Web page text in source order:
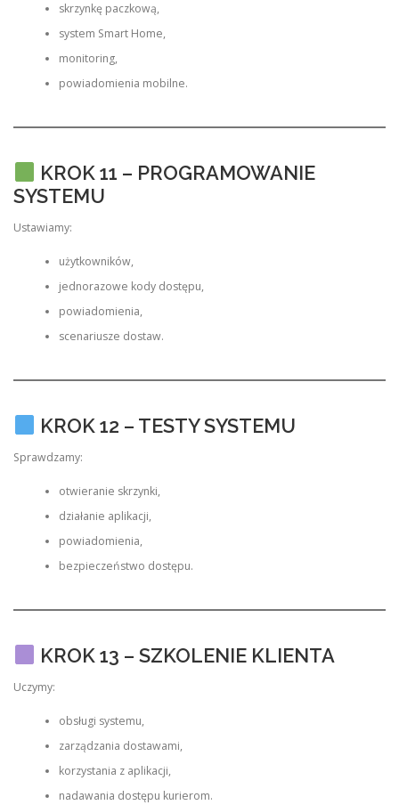
skrzynkę paczkową,
system Smart Home,
monitoring,
powiadomienia mobilne.
KROK 11 – PROGRAMOWANIE
SYSTEMU
Ustawiamy:
użytkowników,
jednorazowe kody dostępu,
powiadomienia,
scenariusze dostaw.
KROK 12 – TESTY SYSTEMU
Sprawdzamy:
otwieranie skrzynki,
działanie aplikacji,
powiadomienia,
bezpieczeństwo dostępu.
KROK 13 – SZKOLENIE KLIENTA
Uczymy:
obsługi systemu,
zarządzania dostawami,
korzystania z aplikacji,
nadawania dostępu kurierom.